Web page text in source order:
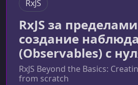
RxJS
RxJS за
создание
(Observables) с
RxJS Beyond the Basics:
from scratch